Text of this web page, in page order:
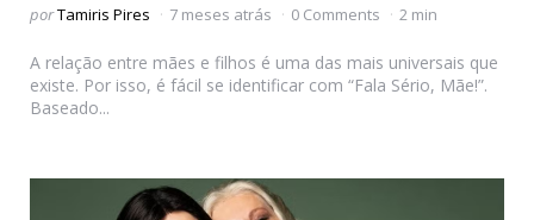
Postado
porTamiris Pires 7 meses atrás 0 Comments 2 min
A relação entre mães e filhos é uma das mais universais que
existe. Por isso, é fácil se identificar com “Fala Sério, Mãe!”.
Baseado...